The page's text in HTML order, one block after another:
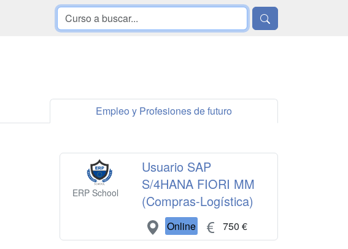
Empleo y Profesiones de futuro
ERP School
Usuario SAP
S/4HANA FIORI MM
(Compras-Logística)
Online 750 €